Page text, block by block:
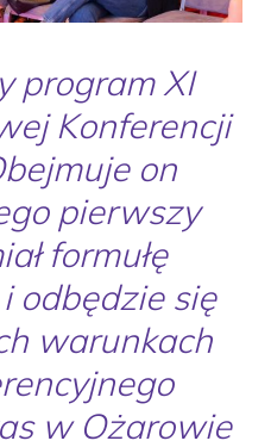
program XI
Konferencji
on
pierwszy
formułę
odbędzie się
warunkach
w Ożarowie